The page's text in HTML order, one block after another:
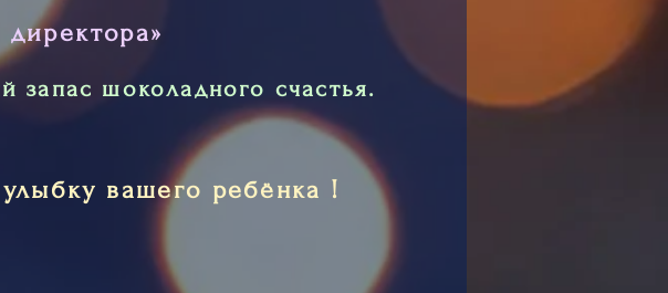
шоколадного счастья.
вашего ребёнка !